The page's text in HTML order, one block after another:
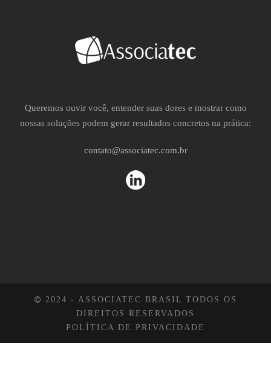
Queremos ouvir você, entender suas dores e mostrar como
nossas soluções podem gerar resultados concretos na prática:
contato@associatec.com.br
2024 - ASSOCIATEC BRASIL TODOS OS
DIREITOS RESERVADOS
POLÍTICA DE PRIVACIDADE